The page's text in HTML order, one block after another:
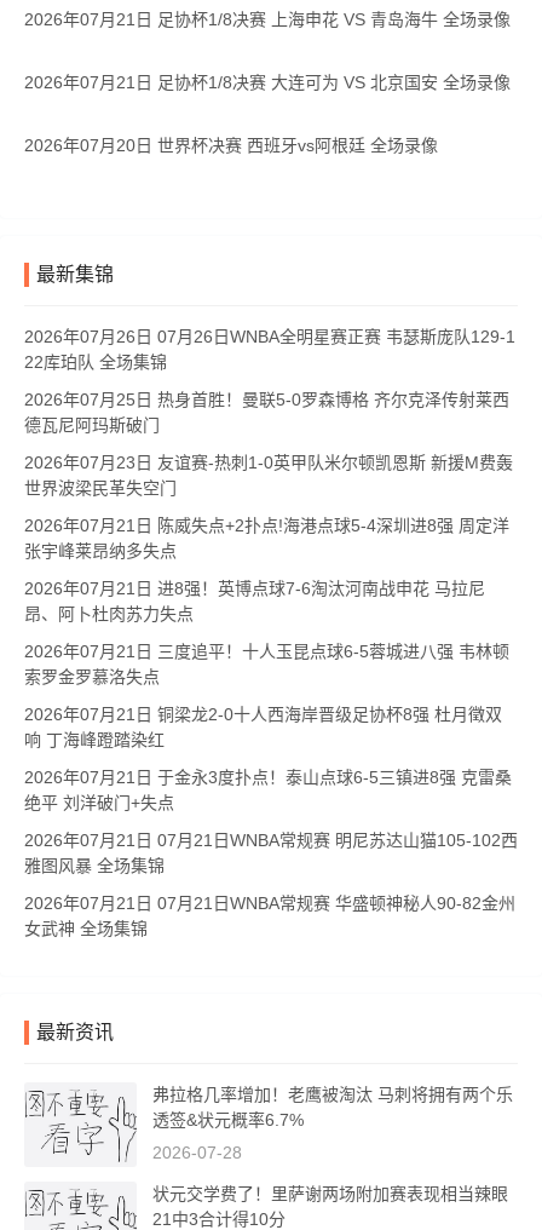
2026年07月21日 足协杯1/8决赛 上海申花 VS 青岛海牛 全场录像
2026年07月21日 足协杯1/8决赛 大连可为 VS 北京国安 全场录像
2026年07月20日 世界杯决赛 西班牙vs阿根廷 全场录像
最新集锦
2026年07月26日 07月26日WNBA全明星赛正赛 韦瑟斯庞队129-1
22库珀队 全场集锦
2026年07月25日 热身首胜！曼联5-0罗森博格 齐尔克泽传射莱西
德瓦尼阿玛斯破门
2026年07月23日 友谊赛-热刺1-0英甲队米尔顿凯恩斯 新援M费轰
世界波梁民革失空门
2026年07月21日 陈威失点+2扑点!海港点球5-4深圳进8强 周定洋
张宇峰莱昂纳多失点
2026年07月21日 进8强！英博点球7-6淘汰河南战申花 马拉尼
昂、阿卜杜肉苏力失点
2026年07月21日 三度追平！十人玉昆点球6-5蓉城进八强 韦林顿
索罗金罗慕洛失点
2026年07月21日 铜梁龙2-0十人西海岸晋级足协杯8强 杜月徵双
响 丁海峰蹬踏染红
2026年07月21日 于金永3度扑点！泰山点球6-5三镇进8强 克雷桑
绝平 刘洋破门+失点
2026年07月21日 07月21日WNBA常规赛 明尼苏达山猫105-102西
雅图风暴 全场集锦
2026年07月21日 07月21日WNBA常规赛 华盛顿神秘人90-82金州
女武神 全场集锦
最新资讯
弗拉格几率增加！老鹰被淘汰 马刺将拥有两个乐
透签&状元概率6.7%
2026-07-28
状元交学费了！里萨谢两场附加赛表现相当辣眼
21中3合计得10分